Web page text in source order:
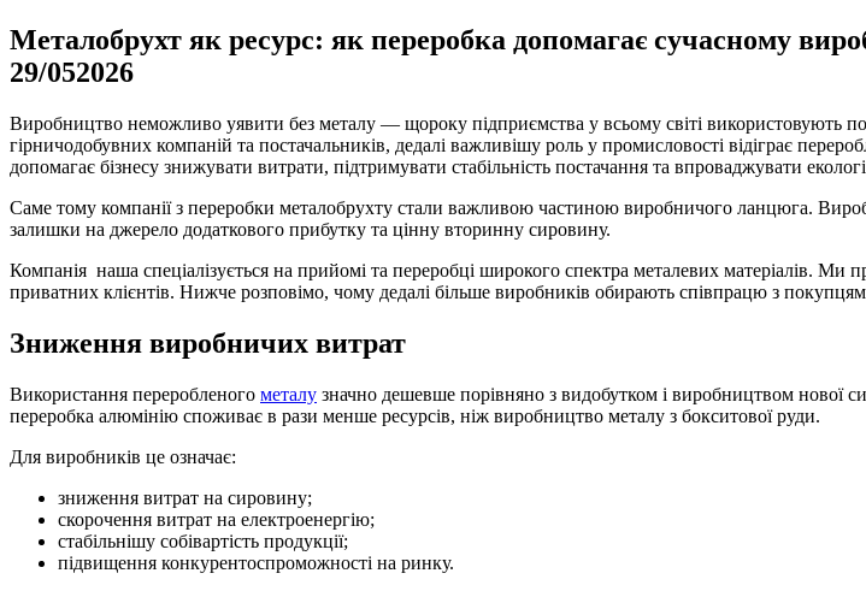
Металобрухт як ресурс: як переробка допомагає сучасному
29/052026
Виробництво неможливо уявити без металу — щороку підприємства у всьому світі використовують
гірничодобувних компаній та постачальників, дедалі важливішу роль у промисловості відіграє
допомагає бізнесу знижувати витрати, підтримувати стабільність постачання та впроваджувати
Саме тому компанії з переробки металобрухту стали важливою частиною виробничого ланцюга.
залишки на джерело додаткового прибутку та цінну вторинну сировину.
Компанія наша спеціалізується на прийомі та переробці широкого спектра металевих матеріалів. Ми
приватних клієнтів. Нижче розповімо, чому дедалі більше виробників обирають співпрацю з
Зниження виробничих витрат
Використання переробленого металу значно дешевше порівняно з видобутком і виробництвом нової
переробка алюмінію споживає в рази менше ресурсів, ніж виробництво металу з бокситової руди.
Для виробників це означає:
зниження витрат на сировину;
скорочення витрат на електроенергію;
стабільнішу собівартість продукції;
підвищення конкурентоспроможності на ринку.